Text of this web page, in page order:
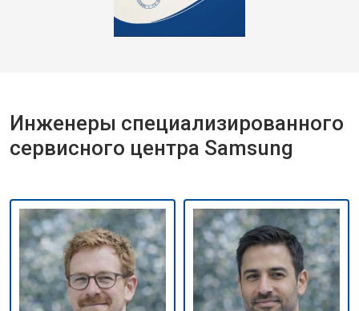
Инженеры специализированного
сервисного центра Samsung